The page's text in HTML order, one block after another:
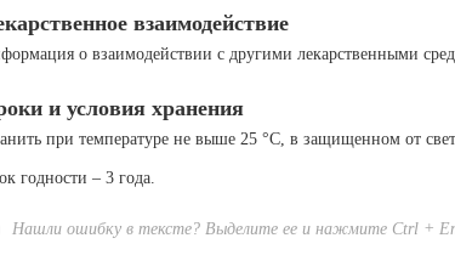
взаимодействие
о взаимодействии с другими лекарственными
и условия хранения
при температуре не выше 25 °C, в защищенном от
годности – 3 года.
Нашли ошибку в тексте? Выделите ее и нажмите Ctrl +